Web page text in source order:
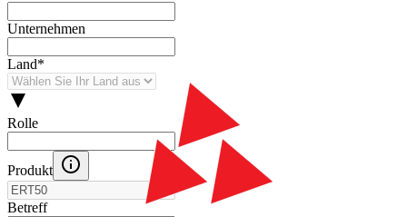
Unternehmen
Land*
Rolle
Produkt
Betreff